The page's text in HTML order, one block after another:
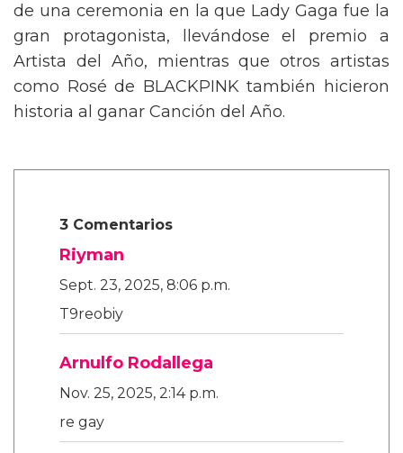
de una ceremonia en la que Lady Gaga fue la
gran protagonista, llevándose el premio a
Artista del Año, mientras que otros artistas
como Rosé de BLACKPINK también hicieron
historia al ganar Canción del Año.
3 Comentarios
Riyman
Sept. 23, 2025, 8:06 p.m.
T9reobiy
Arnulfo Rodallega
Nov. 25, 2025, 2:14 p.m.
re gay